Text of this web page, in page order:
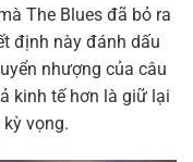
The Blues đã bỏ ra
định này đánh dấu
nhượng của câu
kinh tế hơn là giữ lại
vọng.